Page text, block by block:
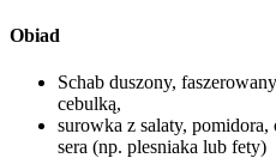
Obiad
Schab duszony,
cebulką,
surowka z salaty, pomidora,
sera (np. plesniaka lub fety)